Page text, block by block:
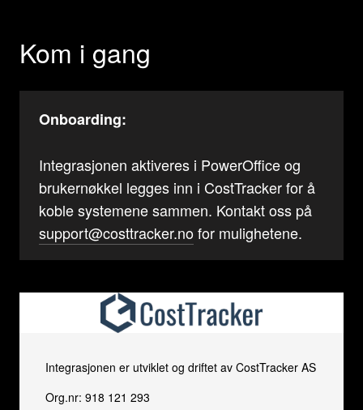
Kom i gang
Onboarding:
Integrasjonen aktiveres i PowerOffice og
brukernøkkel legges inn i CostTracker for å
koble systemene sammen. Kontakt oss på
support@costtracker.nofor mulighetene.
Integrasjonen er utviklet og driftet av CostTracker AS
Org.nr: 918 121 293